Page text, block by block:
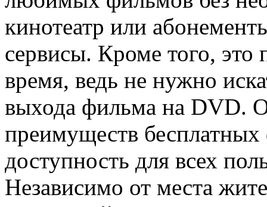
кинотеатр или
сервисы. Кроме того, это
время, ведь не нужно
выхода фильма на DVD.
преимуществ
доступность для всех
Независимо от места